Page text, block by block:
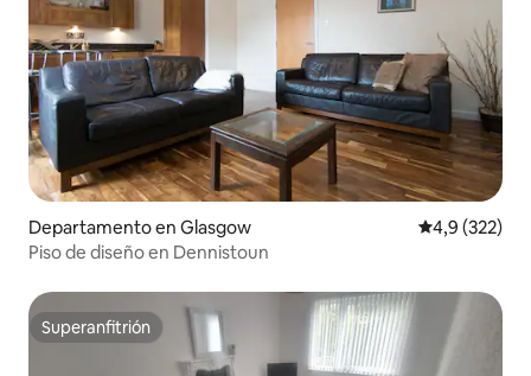
Departamento en Glasgow Calificación
4,9 (322)
Piso de diseño en Dennistoun
Superanfitrión
Superanfitrión